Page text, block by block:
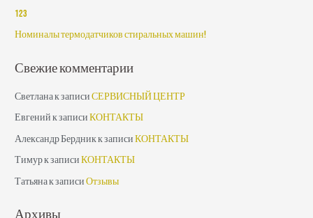
123
Номиналы термодатчиков стиральных машин!
Свежие комментарии
Светланак записиСЕРВИСНЫЙ ЦЕНТР
Евгенийк записиКОНТАКТЫ
Александр Бердникк записиКОНТАКТЫ
Тимурк записиКОНТАКТЫ
Татьянак записиОтзывы